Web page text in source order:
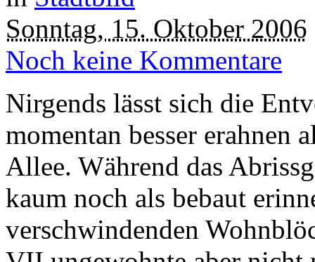
Sonntag, 15. Oktober 2006
Noch keine Kommentare
Nirgends lässt sich die
momentan besser erahnen
Allee. Während das
kaum noch als bebaut
verschwindenden